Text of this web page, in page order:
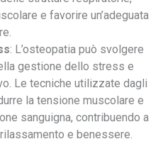
e favorire un’adeguata
: L’osteopatia può svolgere
gestione dello stress e
Le tecniche utilizzate dagli
la tensione muscolare e
sanguigna, contribuendo a
e benessere.